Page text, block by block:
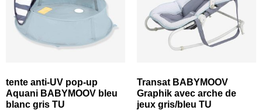
tente anti-UV pop-up
Aquani BABYMOOV bleu
blanc gris TU
Transat BABYMOOV
Graphik avec arche de
jeux gris/bleu TU